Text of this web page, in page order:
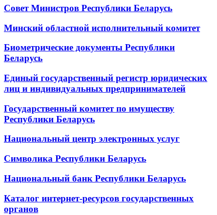
Совет Министров Республики Беларусь
Минский областной исполнительный комитет
Биометрические документы Республики
Беларусь
Единый государственный регистр юридических
лиц и индивидуальных предпринимателей
Государственный комитет по имуществу
Республики Беларусь
Национальный центр электронных услуг
Символика Республики Беларусь
Национальный банк Республики Беларусь
Каталог интернет-ресурсов государственных
органов